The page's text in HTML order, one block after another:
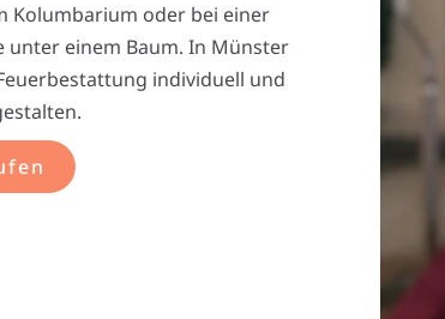
Kolumbarium oder bei einer
unter einem Baum. In Münster
individuell und